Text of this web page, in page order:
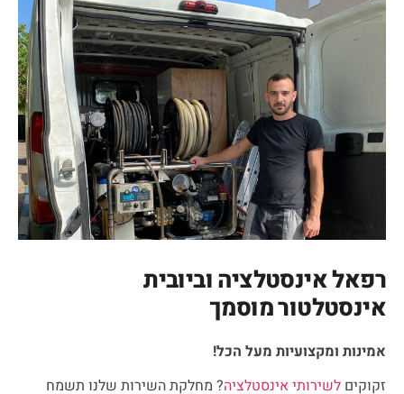
רפאל אינסטלציה וביובית
אינסטלטור מוסמך
אמינות ומקצועיות מעל הכל!
זקוקים לשירותי אינסטלציה? מחלקת השירות שלנו תשמח